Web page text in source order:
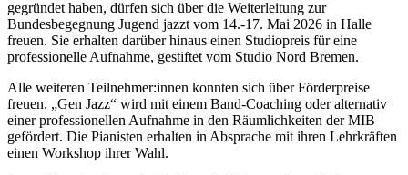
gegründet haben, dürfen sich über die Weiterleitung zur
Bundesbegegnung Jugend jazzt vom 14.-17. Mai 2026 in Halle
freuen. Sie erhalten darüber hinaus einen Studiopreis für eine
professionelle Aufnahme, gestiftet vom Studio Nord Bremen.
Alle weiteren Teilnehmer:innen konnten sich über Förderpreise
freuen. „Gen Jazz“ wird mit einem Band-Coaching oder alternativ
einer professionellen Aufnahme in den Räumlichkeiten der MIB
gefördert. Die Pianisten erhalten in Absprache mit ihren Lehrkräften
einen Workshop ihrer Wahl.